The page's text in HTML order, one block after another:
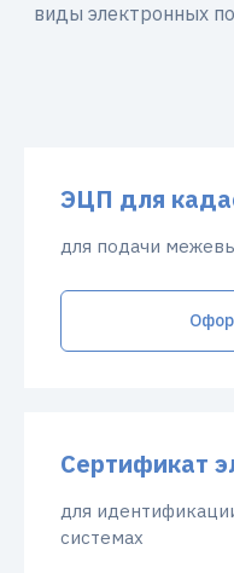
виды электронных
ЭЦП для
для подачи
Сертификат
для
системах